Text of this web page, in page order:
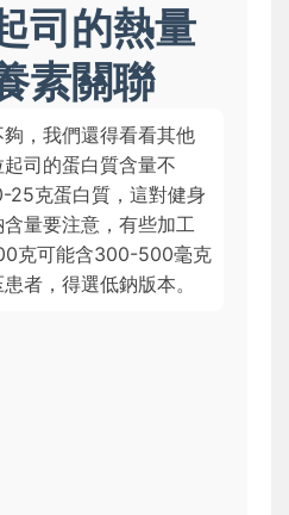
司的熱量
素關聯
，我們還得看看其他
司的蛋白質含量不
25克蛋白質，這對健身
量要注意，有些加工
克可能含300-500毫克
者，得選低鈉版本。